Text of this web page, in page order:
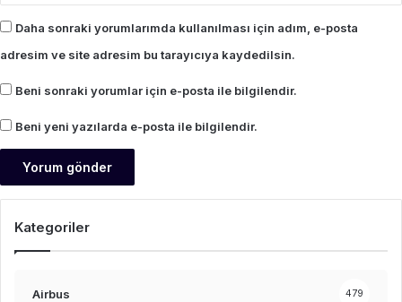
Daha sonraki yorumlarımda kullanılması için adım, e-posta
adresim ve site adresim bu tarayıcıya kaydedilsin.
Beni sonraki yorumlar için e-posta ile bilgilendir.
Beni yeni yazılarda e-posta ile bilgilendir.
Kategoriler
Airbus 479